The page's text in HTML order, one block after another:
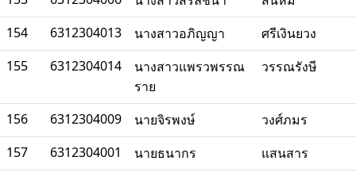
154
6312304013 นางสาวอภิญญา
ศรีเงินยวง
155
6312304014
นางสาวแพรวพรรณ
ราย
วรรณรังษี
156 6312304009 นายจิรพงษ์
วงศ์ภมร
157
6312304001 นายธนากร
แสนสาร